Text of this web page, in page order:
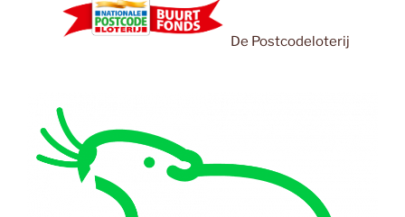
De Postcodeloterij